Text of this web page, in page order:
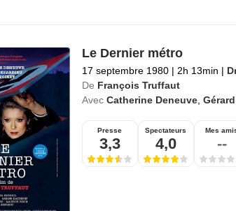
Le Dernier métro
17 septembre 1980 | 2h 13min |
De François Truffaut
Avec Catherine Deneuve,
Presse
3,3
Spectateurs
4,0
Mes
--